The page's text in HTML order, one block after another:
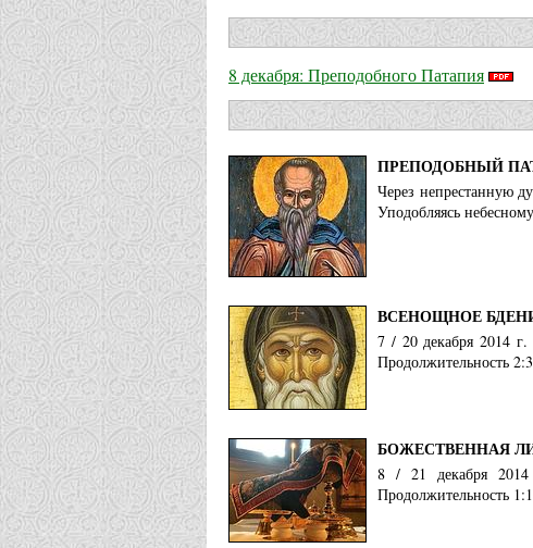
8 декабря: Преподобного Патапия
ПРЕПОДОБНЫЙ
Через непрестанную
Уподобляясь
ВСЕНОЩНОЕ
7 / 20 декабря 2014
Продолжительность
БОЖЕСТВЕННАЯ
8 / 21 декабря 2014
Продолжительность